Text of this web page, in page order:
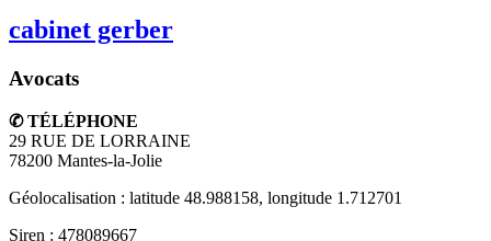
cabinet gerber
Avocats
✆ TÉLÉPHONE
29 RUE DE LORRAINE
78200 Mantes-la-Jolie
Géolocalisation : latitude 48.988158, longitude 1.712701
Siren : 478089667